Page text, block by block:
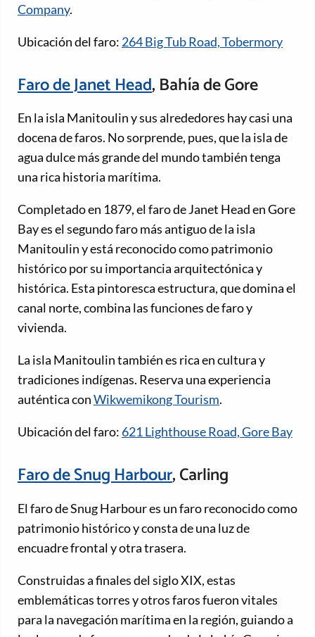
Company.
Ubicación del faro: 264 Big Tub Road, Tobermory
Faro de Janet Head, Bahía de Gore
En la isla Manitoulin y sus alrededores hay casi una
docena de faros. No sorprende, pues, que la isla de
agua dulce más grande del mundo también tenga
una rica historia marítima.
Completado en 1879, el faro de Janet Head en Gore
Bay es el segundo faro más antiguo de la isla
Manitoulin y está reconocido como patrimonio
histórico por su importancia arquitectónica y
histórica. Esta pintoresca estructura, que domina el
canal norte, combina las funciones de faro y
vivienda.
La isla Manitoulin también es rica en cultura y
tradiciones indígenas. Reserva una experiencia
auténtica conWikwemikong Tourism.
Ubicación del faro: 621 Lighthouse Road, Gore Bay
Faro de Snug Harbour, Carling
El faro de Snug Harbour es un faro reconocido como
patrimonio histórico y consta de una luz de
encuadre frontal y otra trasera.
Construidas a finales del siglo XIX, estas
emblemáticas torres y otros faros fueron vitales
para la navegación marítima en la región, guiando a